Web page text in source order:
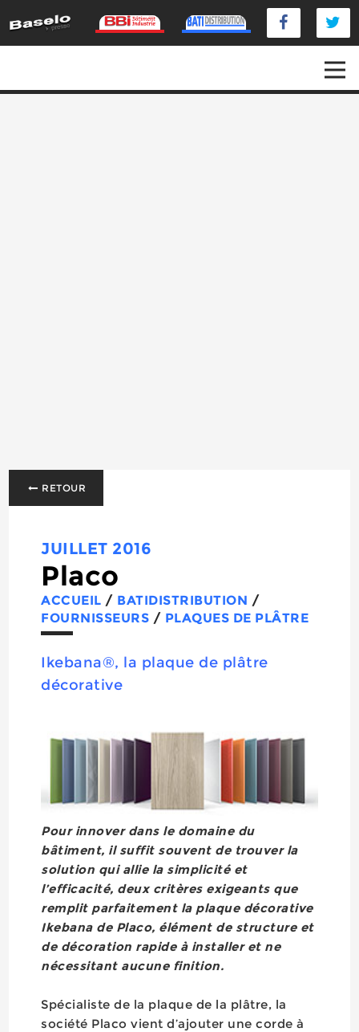
RETOUR
JUILLET 2016
Placo
ACCUEIL / BATIDISTRIBUTION /
FOURNISSEURS / PLAQUES DE PLÂTRE
Ikebana®, la plaque de plâtre
décorative
Pour innover dans le domaine du
bâtiment, il suffit souvent de trouver la
solution qui allie la simplicité et
l’efficacité, deux critères exigeants que
remplit parfaitement la plaque décorative
Ikebana de Placo, élément de structure et
de décoration rapide à installer et ne
nécessitant aucune finition.
Spécialiste de la plaque de la plâtre, la
société Placo vient d’ajouter une corde à